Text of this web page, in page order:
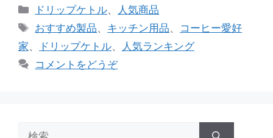
カ
テ
ゴ
リ
ー
ドリップケトル、
人気商品
タ
グ
おすすめ製品、 キッチン用品、 コーヒー愛好
家、 ドリップケトル、
人気ランキング
コメントをどうぞ